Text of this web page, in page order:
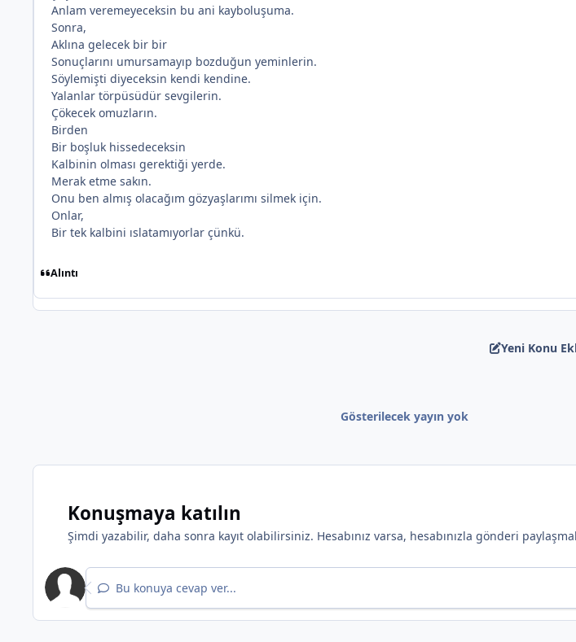
Anlam veremeyeceksin bu ani kayboluşuma.
Sonra,
Aklına gelecek bir bir
Sonuçlarını umursamayıp bozduğun yeminlerin.
Söylemişti diyeceksin kendi kendine.
Yalanlar törpüsüdür sevgilerin.
Çökecek omuzların.
Birden
Bir boşluk hissedeceksin
Kalbinin olması gerektiği yerde.
Merak etme sakın.
Onu ben almış olacağım gözyaşlarımı silmek için.
Onlar,
Bir tek kalbini ıslatamıyorlar çünkü.
Alıntı
Yeni Konu
Gösterilecek yayın yok
Konuşmaya katılın
Şimdi yazabilir, daha sonra kayıt olabilirsiniz. Hesabınız varsa, hesabınızla gönderi
Bu konuya cevap ver...
*